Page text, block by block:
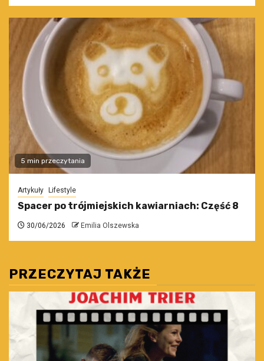
5 min przeczytania
Artykuły Lifestyle
Spacer po trójmiejskich kawiarniach: Część 8
30/06/2026 Emilia Olszewska
PRZECZYTAJ TAKŻE